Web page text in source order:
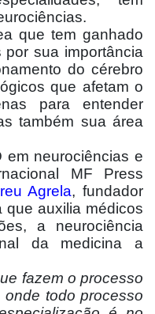
que tem ganhado
sua importância
do cérebro
que afetam o
para entender
também sua área
neurociências e
MF Press
Agrela, fundador
que auxilia médicos
a neurociência
da medicina a
fazem o processo
todo processo